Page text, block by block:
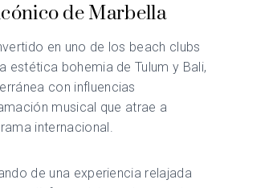
de Marbella
en uno de los beach clubs
estética bohemia de Tulum y Bali,
con influencias
musical que atrae a
internacional.
de una experiencia relajada